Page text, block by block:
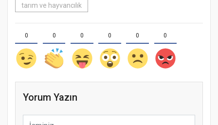
tarım ve hayvancılık
0 0 0 0 0 0
Yorum Yazın